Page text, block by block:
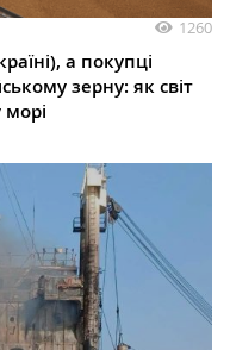
1260
а покупці
зерну: як світ